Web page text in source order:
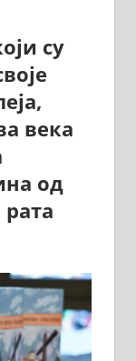
су
века
од
рата